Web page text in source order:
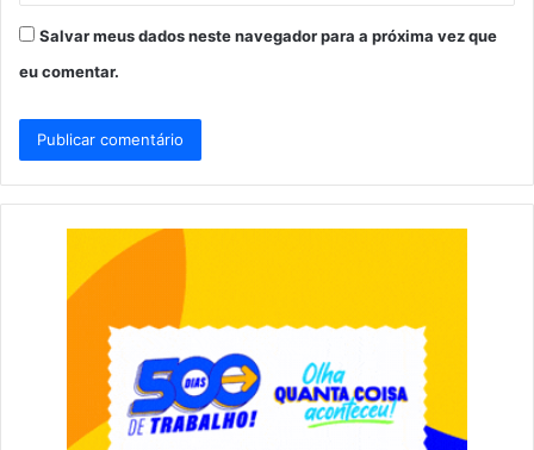
Salvar meus dados neste navegador para a próxima vez que
eu comentar.